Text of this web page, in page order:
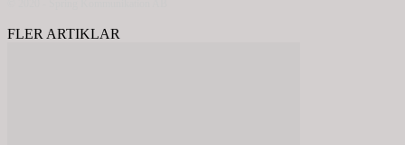
FLER ARTIKLAR